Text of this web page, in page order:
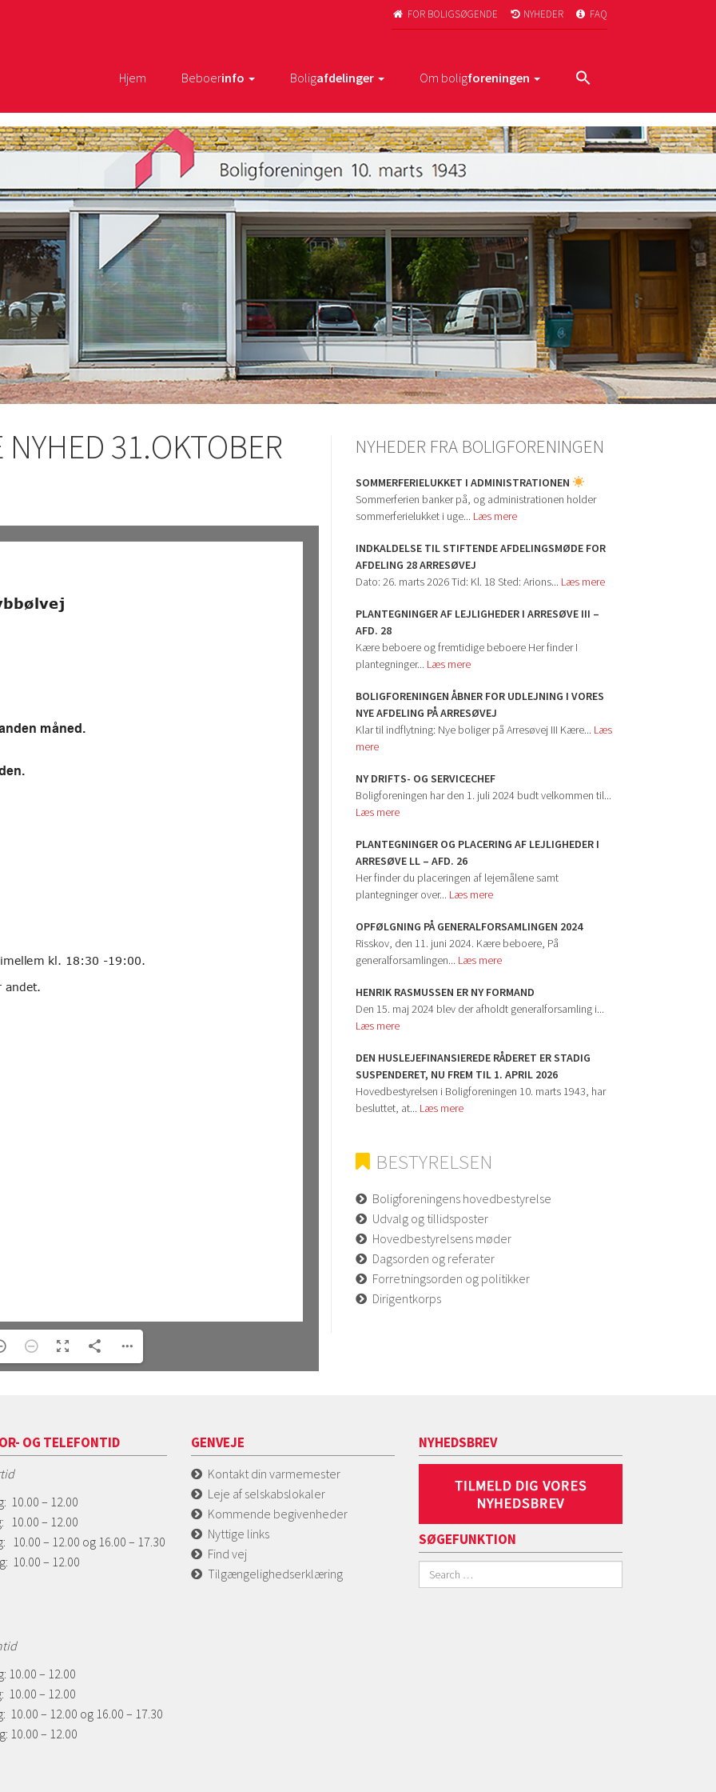
 FOR BOLIGSØGENDE  NYHEDER  FAQ
Hjem Beboerinfo Boligafdelinger Om boligforeningen
31.OKTOBER NYHEDER FRA BOLIGFORENINGEN
SOMMERFERIELUKKET I ADMINISTRATIONEN
Sommerferien banker på, og administrationen holder
sommerferielukket i uge... Læs mere
INDKALDELSE TIL STIFTENDE AFDELINGSMØDE FOR
AFDELING 28 ARRESØVEJ
Dato: 26. marts 2026 Tid: Kl. 18 Sted: Arions... Læs mere
PLANTEGNINGER AF LEJLIGHEDER I ARRESØVE III –
AFD. 28
Kære beboere og fremtidige beboere Her finder I
plantegninger... Læs mere
BOLIGFORENINGEN ÅBNER FOR UDLEJNING I VORES
NYE AFDELING PÅ ARRESØVEJ
Klar til indflytning: Nye boliger på Arresøvej III Kære... Læs
mere
NY DRIFTS- OG SERVICECHEF
Boligforeningen har den 1. juli 2024 budt velkommen til...
Læs mere
PLANTEGNINGER OG PLACERING AF LEJLIGHEDER I
ARRESØVE LL – AFD. 26
Her finder du placeringen af lejemålene samt
plantegninger over... Læs mere
OPFØLGNING PÅ GENERALFORSAMLINGEN 2024
Risskov, den 11. juni 2024. Kære beboere, På
generalforsamlingen... Læs mere
HENRIK RASMUSSEN ER NY FORMAND
Den 15. maj 2024 blev der afholdt generalforsamling i...
Læs mere
DEN HUSLEJEFINANSIEREDE RÅDERET ER STADIG
SUSPENDERET, NU FREM TIL 1. APRIL 2026
Hovedbestyrelsen i Boligforeningen 10. marts 1943, har
besluttet, at... Læs mere
BESTYRELSEN
Boligforeningens hovedbestyrelse
Udvalg og tillidsposter
Hovedbestyrelsens møder
Dagsorden og referater
Forretningsorden og politikker
Dirigentkorps
OG TELEFONTID
10.00 – 12.00
10.00 – 12.00
10.00 – 12.00 og 16.00 – 17.30
10.00 – 12.00
10.00 – 12.00
10.00 – 12.00
10.00 – 12.00 og 16.00 – 17.30
10.00 – 12.00
GENVEJE
Kontakt din varmemester
Leje af selskabslokaler
Kommende begivenheder
Nyttige links
Find vej
Tilgængelighedserklæring
NYHEDSBREV
SØGEFUNKTION